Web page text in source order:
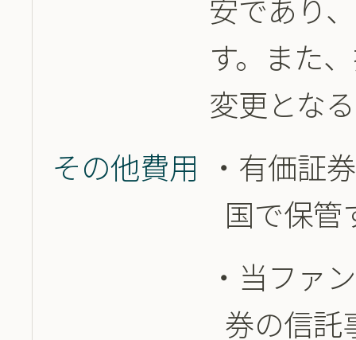
安であり
す。また
変更とな
その他費用
有価証
国で保管
当ファ
券の信託